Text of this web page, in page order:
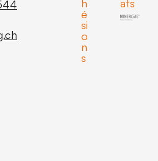
h
é
si
o
n
s
ats